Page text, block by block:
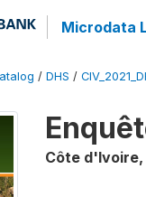
Microdata
/ DHS /
Côte d'Ivoire,